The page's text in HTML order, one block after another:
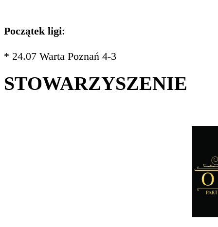
Początek ligi:
* 24.07 Warta Poznań 4-3
STOWARZYSZENIE